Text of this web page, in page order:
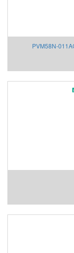
PVM58N-